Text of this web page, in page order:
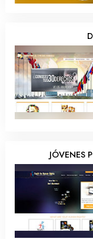
JÓVENES